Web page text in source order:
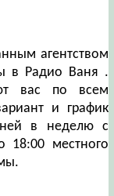
агентством
в Радио Ваня .
вас по всем
и график
в неделю с
18:00 местного